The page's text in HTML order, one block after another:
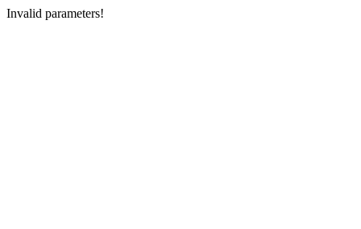
Invalid parameters!